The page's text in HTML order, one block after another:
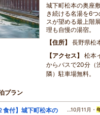
城下町松本の奥座
き続ける名湯を6
スが望める最上階
理も自慢の湯宿。
住所
長野県松
アクセス
松本
からバスで20分（
隣）駐車場無料。
プラン
食付】城下町松本の
…10月11月・